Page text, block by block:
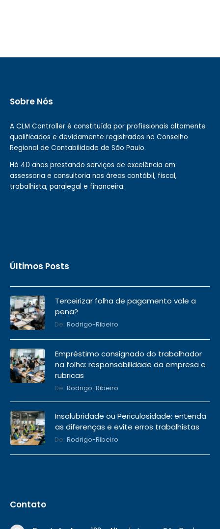
Sobre Nós
A CLM Controller é constituída por profissionais altamente
qualificados e devidamente registrados no Conselho
Regional de Contabilidade de São Paulo.
Há 40 anos prestando serviços de excelência em
assessoria e consultoria nas áreas contábil, fiscal,
trabalhista, paralegal e financeira.
Últimos Posts
Terceirizar folha de pagamento vale a
pena?
De: Rodrigo-Ribeiro
Empréstimo consignado do trabalhador
na folha: responsabilidade da empresa e
rubricas
De: Rodrigo-Ribeiro
Insalubridade ou Periculosidade: entenda
as diferenças e evite erros trabalhistas
De: Rodrigo-Ribeiro
Contato